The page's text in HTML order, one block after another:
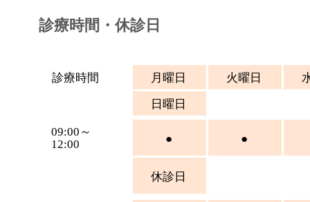
診療時間・休診日
診療時間 月曜日 火曜日
日曜日
09:00～
12:00
● ●
休診日